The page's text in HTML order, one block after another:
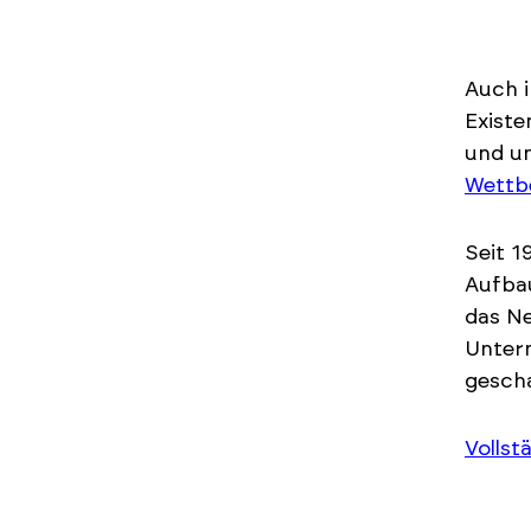
Auch
und
Seit
das